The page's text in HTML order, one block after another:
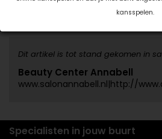
kansspelen.
Dit artikel is tot stand gekomen in
Beauty Center Annabell
www.salonannabell.nl|http://
Specialisten in jouw buurt